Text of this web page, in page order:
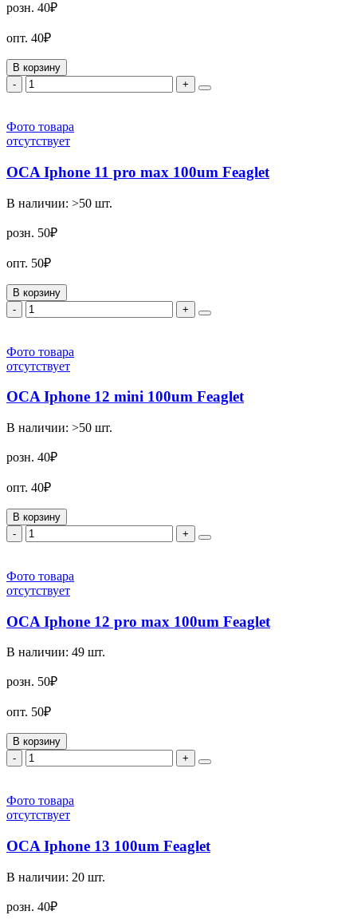
розн. 40₽
опт. 40₽
В корзину
-
+
Фото товара
отсутствует
OCA Iphone 11 pro max 100um Feaglet
В наличии: >50 шт.
розн. 50₽
опт. 50₽
В корзину
-
+
Фото товара
отсутствует
OCA Iphone 12 mini 100um Feaglet
В наличии: >50 шт.
розн. 40₽
опт. 40₽
В корзину
-
+
Фото товара
отсутствует
OCA Iphone 12 pro max 100um Feaglet
В наличии: 49 шт.
розн. 50₽
опт. 50₽
В корзину
-
+
Фото товара
отсутствует
OCA Iphone 13 100um Feaglet
В наличии: 20 шт.
розн. 40₽